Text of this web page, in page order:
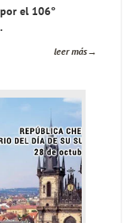
por el 106°
leer más